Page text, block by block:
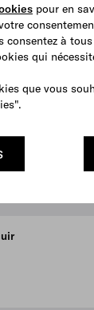
pour en
consentez à
qui
que vous